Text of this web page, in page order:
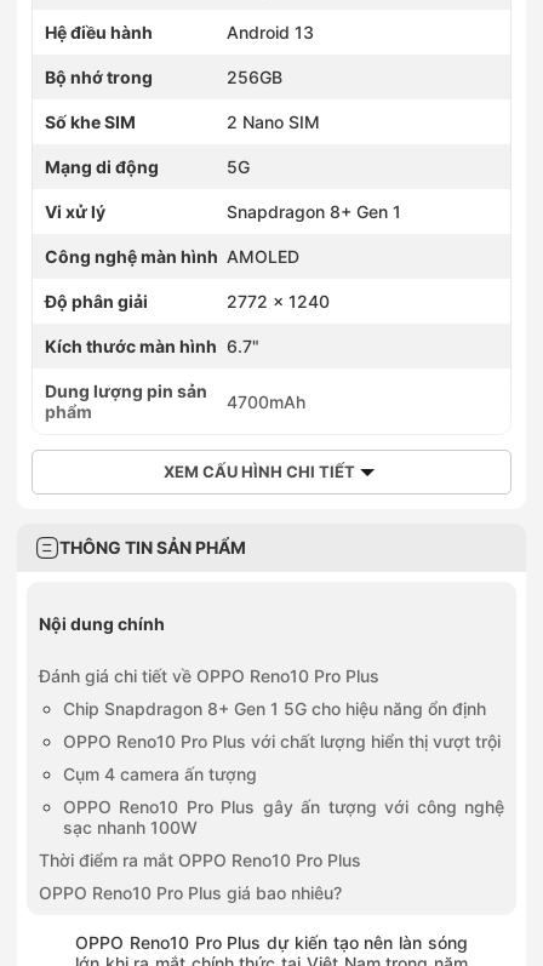
Hệ điều hành Android 13
Bộ nhớ trong 256GB
Số khe SIM 2 Nano SIM
Mạng di động 5G
Vi xử lý Snapdragon 8+ Gen 1
Công nghệ màn hình AMOLED
Độ phân giải 2772 x 1240
Kích thước màn hình 6.7"
Dung lượng pin sản
phẩm
4700mAh
XEM CẤU HÌNH CHI TIẾT
THÔNG TIN SẢN PHẨM
Nội dung chính
Đánh giá chi tiết về OPPO Reno10 Pro Plus
Chip Snapdragon 8+ Gen 1 5G cho hiệu năng ổn định
OPPO Reno10 Pro Plus với chất lượng hiển thị vượt trội
Cụm 4 camera ấn tượng
OPPO Reno10 Pro Plus gây ấn tượng với công nghệ
sạc nhanh 100W
Thời điểm ra mắt OPPO Reno10 Pro Plus
OPPO Reno10 Pro Plus giá bao nhiêu?
OPPO Reno10 Pro Plus dự kiến tạo nên làn sóng